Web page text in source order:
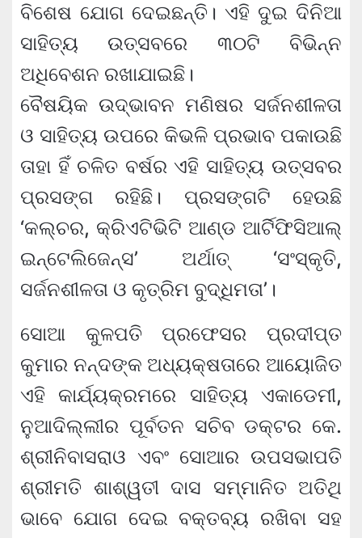
ବିଶେଷ ଯୋଗ ଦେଇଛନ୍ତି। ଏହି ଦୁଇ ଦିନିଆ
ସାହିତ୍ୟ ଉତ୍ସବରେ ୩୦ଟି ବିଭିନ୍ନ
ଅଧିବେଶନ ରଖାଯାଇଛି।
ବୈଷୟିକ ଉଦ୍‌ଭାବନ ମଣିଷର ସର୍ଜନଶୀଳତା
ଓ ସାହିତ୍ୟ ଉପରେ କିଭଳି ପ୍ରଭାବ ପକାଉଛି
ତାହା ହିଁ ଚଳିତ ବର୍ଷର ଏହି ସାହିତ୍ୟ ଉତ୍ସବର
ପ୍ରସଙ୍ଗ ରହିଛି। ପ୍ରସଙ୍ଗଟି ହେଉଛି
‘କଲ୍‌ଚର, କ୍ରିଏଟିଭିଟି ଆଣ୍ଡ ଆର୍ଟିଫିସିଆଲ୍
ଇନ୍‌ଟେଲିଜେନ୍ସ’ ଅର୍ଥାତ୍ ‘ସଂସ୍କୃତି,
ସର୍ଜନଶୀଳତା ଓ କୃତ୍ରିମ ବୁଦ୍ଧିମତା’।
ସୋଆ କୁଳପତି ପ୍ରଫେସର ପ୍ରଦୀପ୍ତ
କୁମାର ନନ୍ଦଙ୍କ ଅଧ୍ୟକ୍ଷତାରେ ଆୟୋଜିତ
ଏହି କାର୍ଯ୍ୟକ୍ରମରେ ସାହିତ୍ୟ ଏକାଡେମୀ,
ନୁଆଦିଲ୍ଲୀର ପୂର୍ବତନ ସଚିବ ଡକ୍ଟର କେ.
ଶ୍ରୀନିବାସରାଓ ଏବଂ ସୋଆର ଉପସଭାପତି
ଶ୍ରୀମତି ଶାଶ୍ୱତୀ ଦାସ ସମ୍ମାନିତ ଅତିଥି
ଭାବେ ଯୋଗ ଦେଇ ବକ୍ତବ୍ୟ ରଖିବା ସହ